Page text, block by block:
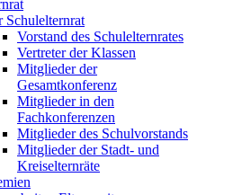
Schulelternrat
Vorstand des Schulelternrates
Vertreter der Klassen
Mitglieder der
Gesamtkonferenz
Mitglieder in den
Fachkonferenzen
Mitglieder des Schulvorstands
Mitglieder der Stadt- und
Kreiselternräte